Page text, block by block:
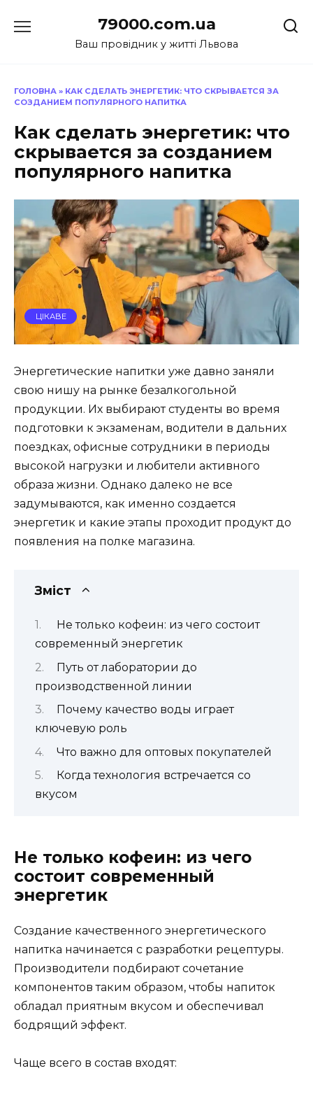
до
79000.com.ua
Ваш провідник у житті Львова
ГОЛОВНА » КАК СДЕЛАТЬ ЭНЕРГЕТИК: ЧТО СКРЫВАЕТСЯ ЗА
СОЗДАНИЕМ ПОПУЛЯРНОГО НАПИТКА
Как сделать энергетик: что
скрывается за созданием
популярного напитка
ЦІКАВЕ
Энергетические напитки уже давно заняли
свою нишу на рынке безалкогольной
продукции. Их выбирают студенты во время
подготовки к экзаменам, водители в дальних
поездках, офисные сотрудники в периоды
высокой нагрузки и любители активного
образа жизни. Однако далеко не все
задумываются, как именно создается
энергетик и какие этапы проходит продукт до
появления на полке магазина.
Зміст
Не только кофеин: из чего состоит
современный энергетик
Путь от лаборатории до
производственной линии
Почему качество воды играет
ключевую роль
Что важно для оптовых покупателей
Когда технология встречается со
вкусом
Не только кофеин: из чего
состоит современный
энергетик
Создание качественного энергетического
напитка начинается с разработки рецептуры.
Производители подбирают сочетание
компонентов таким образом, чтобы напиток
обладал приятным вкусом и обеспечивал
бодрящий эффект.
Чаще всего в состав входят: